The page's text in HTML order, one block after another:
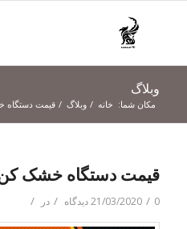
وبلاگ
مکان شما: خانه / وبلاگ / قیمت
قیمت دستگاه خشک
21/03/2020 / 0 دیدگاه / در /